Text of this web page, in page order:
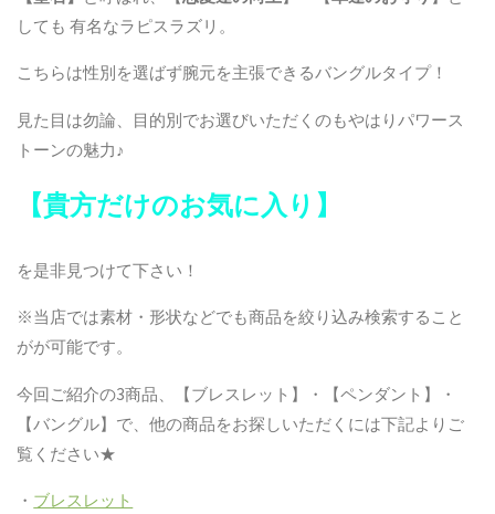
しても 有名なラピスラズリ。
こちらは性別を選ばず腕元を主張できるバングルタイプ！
見た目は勿論、目的別でお選びいただくのもやはりパワース
トーンの魅力♪
【貴方だけのお気に入り】
を是非見つけて下さい！
※当店では素材・形状などでも商品を絞り込み検索すること
がが可能です。
今回ご紹介の3商品、【ブレスレット】・【ペンダント】・
【バングル】で、他の商品をお探しいただくには下記よりご
覧ください★
・ ブレスレット